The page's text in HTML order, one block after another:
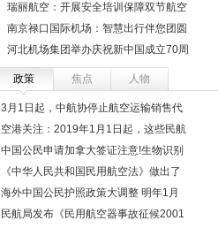
瑞丽航空：开展安全培训保障双节航空
南京禄口国际机场：智慧出行伴您团圆
河北机场集团举办庆祝新中国成立70周
政策 焦点 人物
3月1日起，中航协停止航空运输销售代
空港关注：2019年1月1日起，这些民航
中国公民申请加拿大签证注意!生物识别
《中华人民共和国民用航空法》做出了
海外中国公民护照政策大调整 明年1月
民航局发布《民用航空器事故征候2001